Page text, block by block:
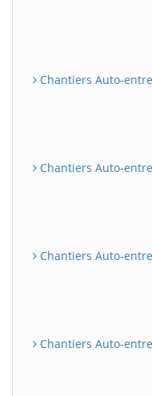
Chantiers Auto-
Chantiers Auto-
Chantiers Auto-
Chantiers Auto-